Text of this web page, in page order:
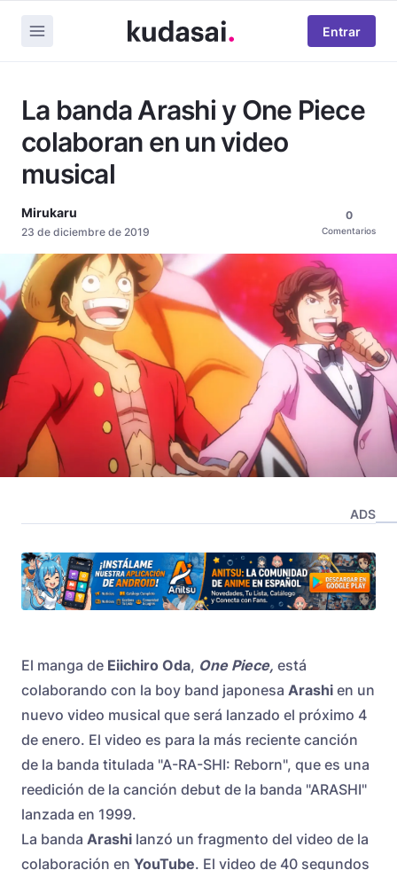
Entrar
La banda Arashi y One Piece
colaboran en un video
musical
Mirukaru
23 de diciembre de 2019
0
Comentarios
ADS
El manga de Eiichiro Oda, One Piece, está
colaborando con la boy band japonesa Arashi en un
nuevo video musical que será lanzado el próximo 4
de enero. El video es para la más reciente canción
de la banda titulada "A-RA-SHI: Reborn", que es una
reedición de la canción debut de la banda "ARASHI"
lanzada en 1999.
La banda Arashi lanzó un fragmento del video de la
colaboración en YouTube. El video de 40 segundos